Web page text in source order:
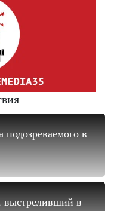
в
выстреливший в